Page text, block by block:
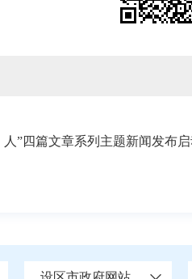
”四篇文章系列主题新闻发布